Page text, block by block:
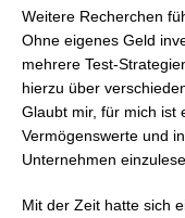
Weitere Recherchen
Ohne eigenes Geld
mehrere Test-
hierzu über
Glaubt mir, für mich ist
Vermögenswerte und
Unternehmen
Mit der Zeit hatte sich